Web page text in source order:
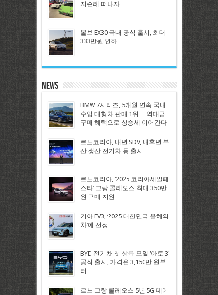
지순례 떠나자
볼보 EX30 국내 공식 출시, 최대
333만원 인하
News
BMW 7시리즈, 5개월 연속 국내
수입 대형차 판매 1위… 역대급
구매 혜택으로 상승세 이어간다
르노코리아, 내년 SDV, 내후년 부
산 생산 전기차 등 출시
르노코리아, ‘2025 코리아세일페
스타’ 그랑 콜레오스 최대 350만
원 구매 지원
기아 EV3, ‘2025 대한민국 올해의
차’에 선정
BYD 전기차 첫 상륙 모델 ‘아토 3′
공식 출시, 가격은 3,150만 원부
터
르노 그랑 콜레오스 5년 5G 데이